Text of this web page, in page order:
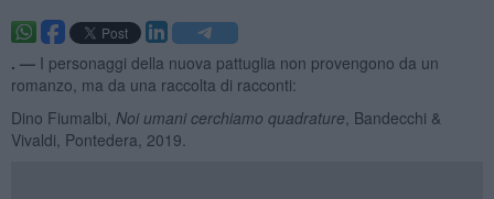
. — I personaggi della nuova pattuglia non provengono da un
romanzo, ma da una raccolta di racconti:
Dino Fiumalbi, Noi umani cerchiamo quadrature , Bandecchi &
Vivaldi, Pontedera, 2019.